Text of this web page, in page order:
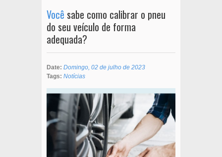
Você sabe como calibrar o pneu
do seu veículo de forma
adequada?
Date: Domingo, 02 de julho de 2023
Tags: Notícias